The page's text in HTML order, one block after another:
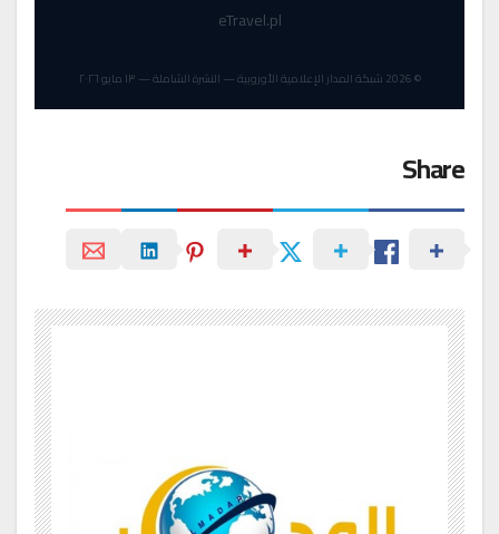
eTravel.pl
© 2026 شبكة المدار الإعلامية الأوروبية — النشرة الشاملة — ١٣ مايو ٢٠٢٦
Share